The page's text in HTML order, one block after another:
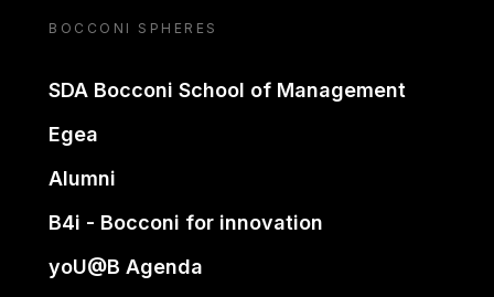
BOCCONI SPHERES
SDA Bocconi School of Management
Egea
Alumni
B4i - Bocconi for innovation
yoU@B Agenda